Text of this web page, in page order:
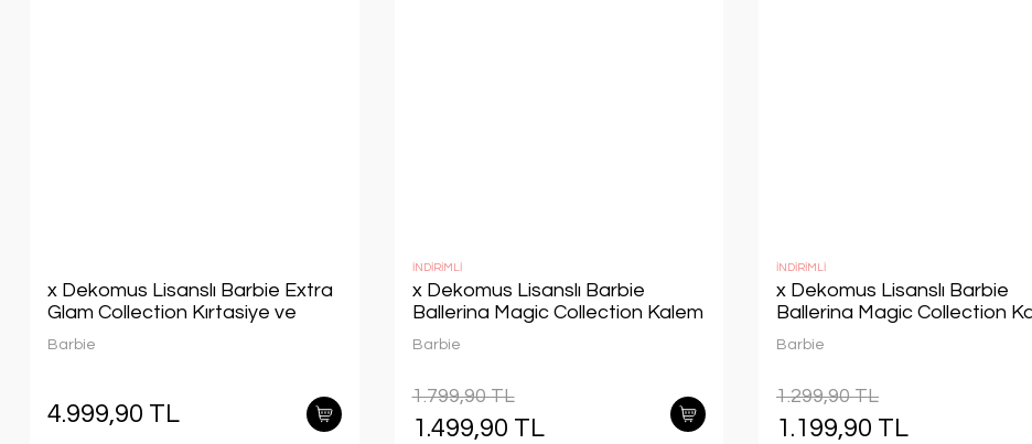
x Dekomus Lisanslı Barbie Extra
Glam Collection Kırtasiye ve
Hobi Seti Tek Bölmeli Küçük Boy
35 Cm Anaokul Çantası,500 ML
Seti
Barbie
4.999,90 TL
İNDİRİMLİ
x Dekomus Lisanslı Barbie
Ballerina Magic Collection Kalem
Çantası,Geçmeli
Kalem,Silgi,Kalemtraş ve Kurşun
Barbie
1.799,90 TL
1.499,90 TL
İNDİRİMLİ
x Dekomus Lisanslı Barbie
Ballerina Magic Collection
Çantası
Barbie
1.299,90 TL
1.199,90 TL